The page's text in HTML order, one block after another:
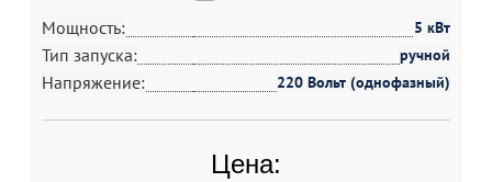
Мощность:
5 кВт
Тип запуска: ручной
Напряжение: 220 Вольт (однофазный)
Цена: